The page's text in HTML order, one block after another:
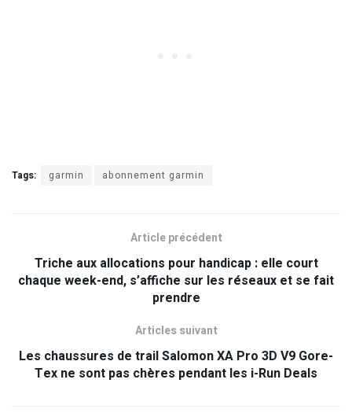
Tags: garmin abonnement garmin
Article précédent
Triche aux allocations pour handicap : elle court
chaque week-end, s’affiche sur les réseaux et se fait
prendre
Articles suivant
Les chaussures de trail Salomon XA Pro 3D V9 Gore-
Tex ne sont pas chères pendant les i-Run Deals